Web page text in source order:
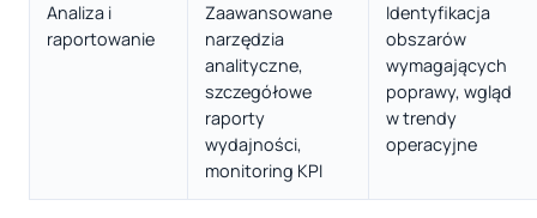
Analiza i
raportowanie
Zaawansowane
narzędzia
analityczne,
szczegółowe
raporty
wydajności,
monitoring KPI
Identyfikacja
obszarów
wymagających
poprawy, wgląd
w trendy
operacyjne